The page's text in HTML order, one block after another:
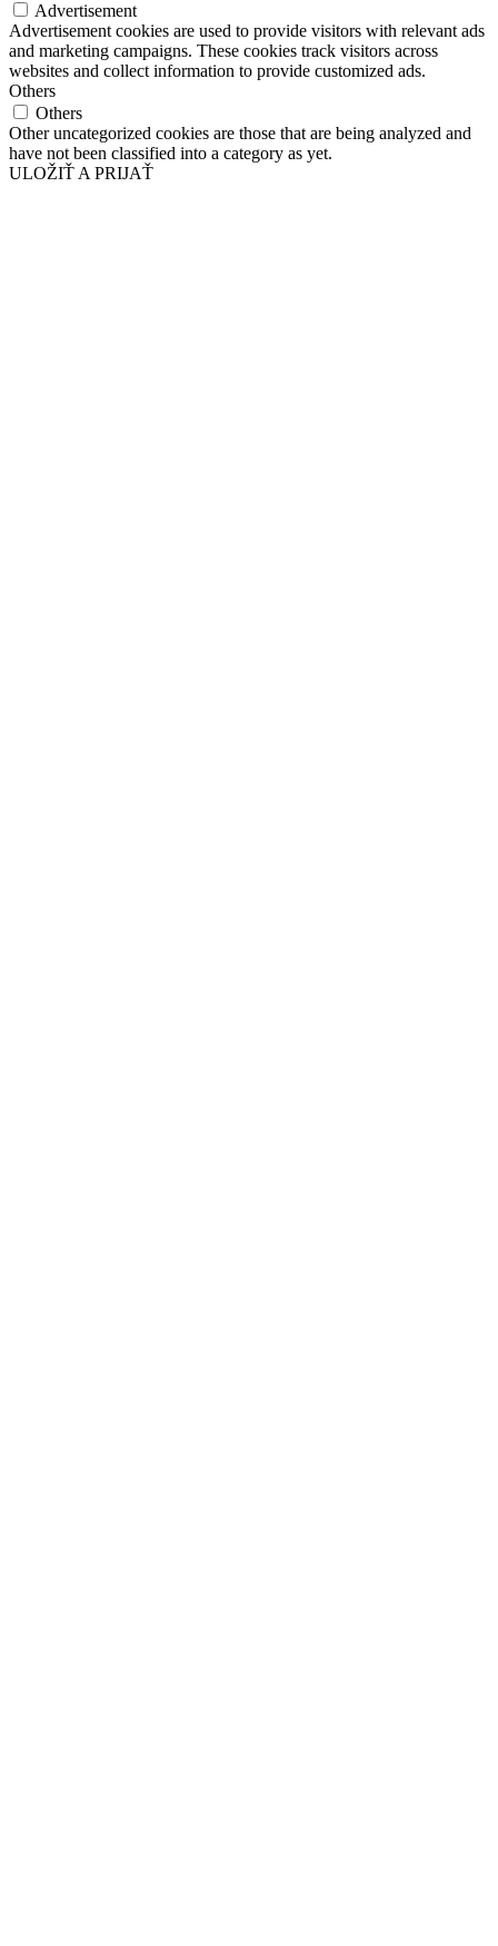
Advertisement
Advertisement cookies are used to provide visitors with relevant ads
and marketing campaigns. These cookies track visitors across
websites and collect information to provide customized ads.
Others
Others
Other uncategorized cookies are those that are being analyzed and
have not been classified into a category as yet.
ULOŽIŤ A PRIJAŤ